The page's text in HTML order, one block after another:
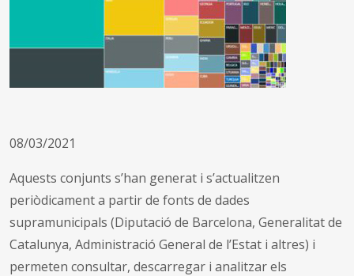
08/03/2021
Aquests conjunts s’han generat i s’actualitzen
periòdicament a partir de fonts de dades
supramunicipals (Diputació de Barcelona, Generalitat de
Catalunya, Administració General de l’Estat i altres) i
permeten consultar, descarregar i analitzar els